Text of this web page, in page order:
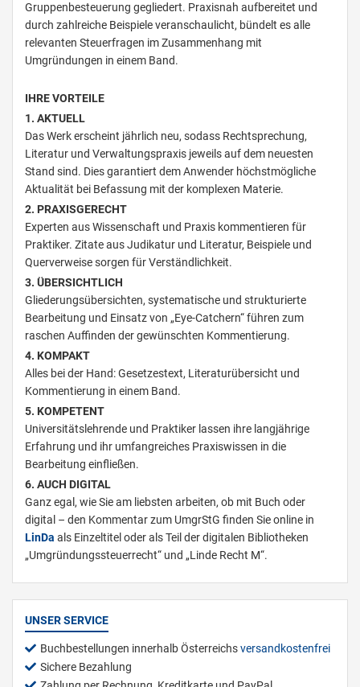
Gruppenbesteuerung gegliedert. Praxisnah aufbereitet und
durch zahlreiche Beispiele veranschaulicht, bündelt es alle
relevanten Steuerfragen im Zusammenhang mit
Umgründungen in einem Band.
IHRE VORTEILE
1. AKTUELL
Das Werk erscheint jährlich neu, sodass Rechtsprechung,
Literatur und Verwaltungspraxis jeweils auf dem neuesten
Stand sind. Dies garantiert dem Anwender höchstmögliche
Aktualität bei Befassung mit der komplexen Materie.
2. PRAXISGERECHT
Experten aus Wissenschaft und Praxis kommentieren für
Praktiker. Zitate aus Judikatur und Literatur, Beispiele und
Querverweise sorgen für Verständlichkeit.
3. ÜBERSICHTLICH
Gliederungsübersichten, systematische und strukturierte
Bearbeitung und Einsatz von „Eye-Catchern“ führen zum
raschen Auffinden der gewünschten Kommentierung.
4. KOMPAKT
Alles bei der Hand: Gesetzestext, Literaturübersicht und
Kommentierung in einem Band.
5. KOMPETENT
Universitätslehrende und Praktiker lassen ihre langjährige
Erfahrung und ihr umfangreiches Praxiswissen in die
Bearbeitung einfließen.
6. AUCH DIGITAL
Ganz egal, wie Sie am liebsten arbeiten, ob mit Buch oder
digital – den Kommentar zum UmgrStG finden Sie online in
LinDa als Einzeltitel oder als Teil der digitalen Bibliotheken
„Umgründungssteuerrecht“ und „Linde Recht M“.
UNSER SERVICE
Buchbestellungen innerhalb Österreichsversandkostenfrei
Sichere Bezahlung